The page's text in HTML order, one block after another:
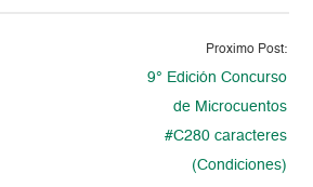
Proximo Post:
9° Edición Concurso
de Microcuentos
#C280 caracteres
(Condiciones)